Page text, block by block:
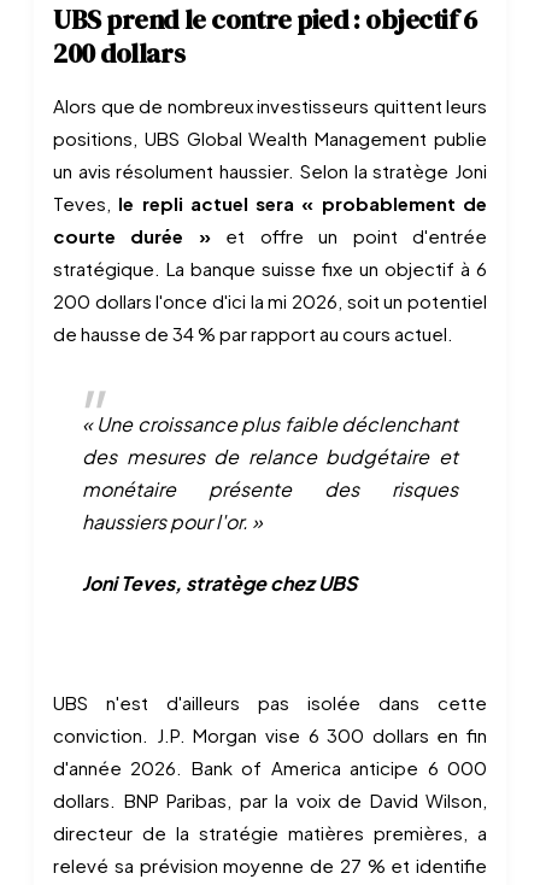
UBS prend le contre pied : objectif 6
200 dollars
Alors que de nombreux investisseurs quittent leurs
positions, UBS Global Wealth Management publie
un avis résolument haussier. Selon la stratège Joni
Teves, le repli actuel sera « probablement de
courte durée »et offre un point d'entrée
stratégique. La banque suisse fixe un objectif à 6
200 dollars l'once d'ici la mi 2026, soit un potentiel
de hausse de 34 % par rapport au cours actuel.
« Une croissance plus faible déclenchant
des mesures de relance budgétaire et
monétaire présente des risques
haussiers pour l'or. »
Joni Teves, stratège chez UBS
UBS n'est d'ailleurs pas isolée dans cette
conviction. J.P. Morgan vise 6 300 dollars en fin
d'année 2026. Bank of America anticipe 6 000
dollars. BNP Paribas, par la voix de David Wilson,
directeur de la stratégie matières premières, a
relevé sa prévision moyenne de 27 % et identifie